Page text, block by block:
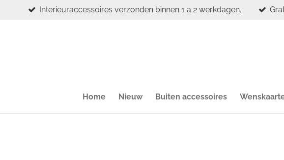
Interieuraccessoires verzonden binnen 1 a 2 werkdagen.
Home Nieuw Buiten accessoires